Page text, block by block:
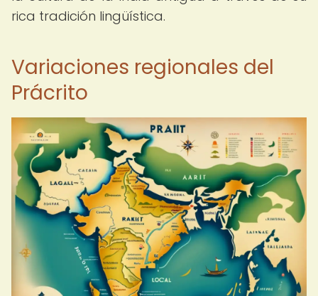
rica tradición lingüística.
Variaciones regionales del
Prácrito